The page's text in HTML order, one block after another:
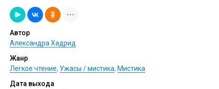
Автор
Александра Хадрид
Жанр
Легкое чтение, Ужасы / мистика, Мистика
Дата выхода